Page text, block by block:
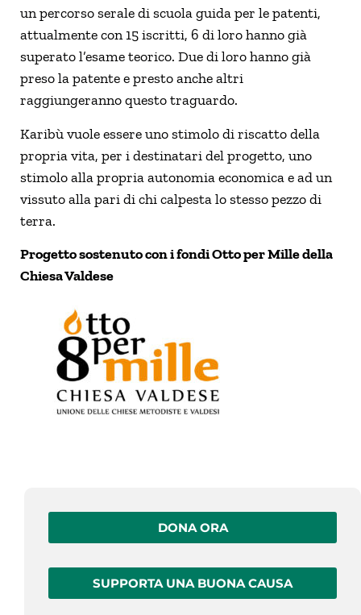
un percorso serale di scuola guida per le patenti,
attualmente con 15 iscritti, 6 di loro hanno già
superato l’esame teorico. Due di loro hanno già
preso la patente e presto anche altri
raggiungeranno questo traguardo.
Karibù vuole essere uno stimolo di riscatto della
propria vita, per i destinatari del progetto, uno
stimolo alla propria autonomia economica e ad un
vissuto alla pari di chi calpesta lo stesso pezzo di
terra.
Progetto sostenuto con i fondi Otto per Mille della
Chiesa Valdese
DONA ORA
SUPPORTA UNA BUONA CAUSA